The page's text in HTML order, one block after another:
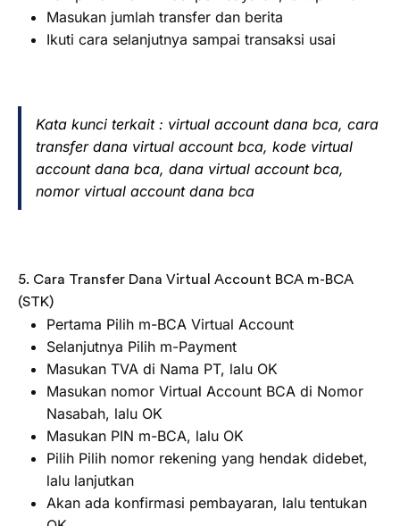
Masukan jumlah transfer dan berita
Ikuti cara selanjutnya sampai transaksi usai
Kata kunci terkait : virtual account dana bca, cara
transfer dana virtual account bca, kode virtual
account dana bca, dana virtual account bca,
nomor virtual account dana bca
5. Cara Transfer Dana Virtual Account BCA m-BCA
(STK)
Pertama Pilih m-BCA Virtual Account
Selanjutnya Pilih m-Payment
Masukan TVA di Nama PT, lalu OK
Masukan nomor Virtual Account BCA di Nomor
Nasabah, lalu OK
Masukan PIN m-BCA, lalu OK
Pilih Pilih nomor rekening yang hendak didebet,
lalu lanjutkan
Akan ada konfirmasi pembayaran, lalu tentukan